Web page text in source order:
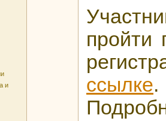
и
пройти
ссылке.